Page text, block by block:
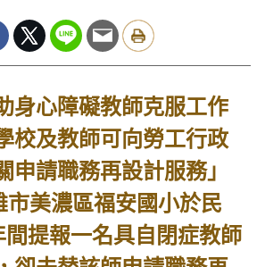
身心障礙教師克服工作
校及教師可向勞工行政
申請職務再設計服務」
美濃區福安國小於民
間提報一名具自閉症教師